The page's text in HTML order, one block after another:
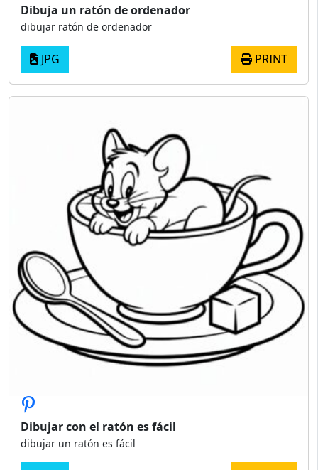
Dibuja un ratón de ordenador
dibujar ratón de ordenador
JPG PRINT
Dibujar con el ratón es fácil
dibujar un ratón es fácil